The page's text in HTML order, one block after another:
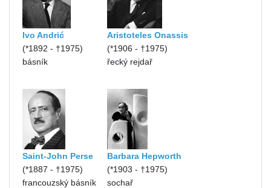
Ivo Andrić
(*1892 - †1975)
básník
Aristoteles Onassis
(*1906 - †1975)
řecký rejdař
Saint-John Perse
(*1887 - †1975)
francouzský básník
Barbara Hepworth
(*1903 - †1975)
sochař